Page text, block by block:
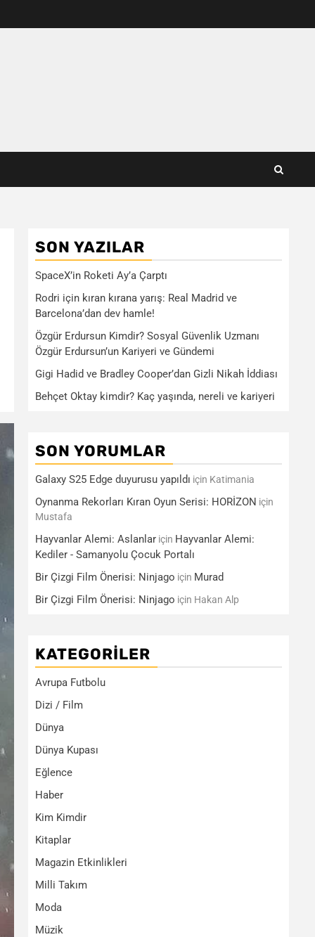
SON YAZILAR
SpaceX’in Roketi Ay’a Çarptı
Rodri için kıran kırana yarış: Real Madrid ve
Barcelona’dan dev hamle!
Özgür Erdursun Kimdir? Sosyal Güvenlik Uzmanı
Özgür Erdursun’un Kariyeri ve Gündemi
Gigi Hadid ve Bradley Cooper’dan Gizli Nikah İddiası
Behçet Oktay kimdir? Kaç yaşında, nereli ve kariyeri
SON YORUMLAR
Galaxy S25 Edge duyurusu yapıldı için Katimania
Oynanma Rekorları Kıran Oyun Serisi: HORİZON için
Mustafa
Hayvanlar Alemi: Aslanlar için Hayvanlar Alemi:
Kediler - Samanyolu Çocuk Portalı
Bir Çizgi Film Önerisi: Ninjago için Murad
Bir Çizgi Film Önerisi: Ninjago için Hakan Alp
KATEGORILER
Avrupa Futbolu
Dizi / Film
Dünya
Dünya Kupası
Eğlence
Haber
Kim Kimdir
Kitaplar
Magazin Etkinlikleri
Milli Takım
Moda
Müzik